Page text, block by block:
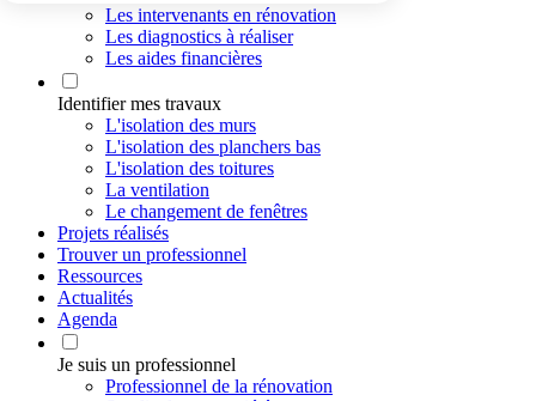
Les intervenants en rénovation
Les diagnostics à réaliser
Les aides financières
Identifier mes travaux
L'isolation des murs
L'isolation des planchers bas
L'isolation des toitures
La ventilation
Le changement de fenêtres
Projets réalisés
Trouver un professionnel
Ressources
Actualités
Agenda
Je suis un professionnel
Professionnel de la rénovation